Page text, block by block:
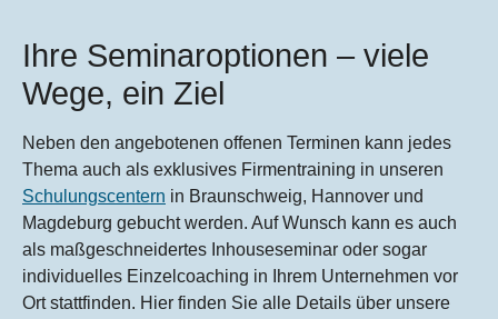
Ihre Seminaroptionen – viele
Wege, ein Ziel
Neben den angebotenen offenen Terminen kann jedes
Thema auch als exklusives Firmentraining in unseren
Schulungscentern in Braunschweig, Hannover und
Magdeburg gebucht werden. Auf Wunsch kann es auch
als maßgeschneidertes Inhouseseminar oder sogar
individuelles Einzelcoaching in Ihrem Unternehmen vor
Ort stattfinden. Hier finden Sie alle Details über unsere